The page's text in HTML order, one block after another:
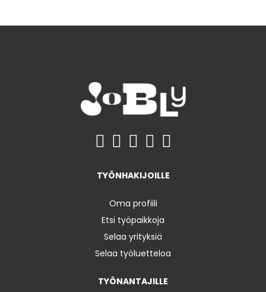
TYÖNHAKIJOILLE
Oma profiili
Etsi työpaikkoja
Selaa yrityksiä
Selaa työluetteloa
TYÖNANTAJILLE